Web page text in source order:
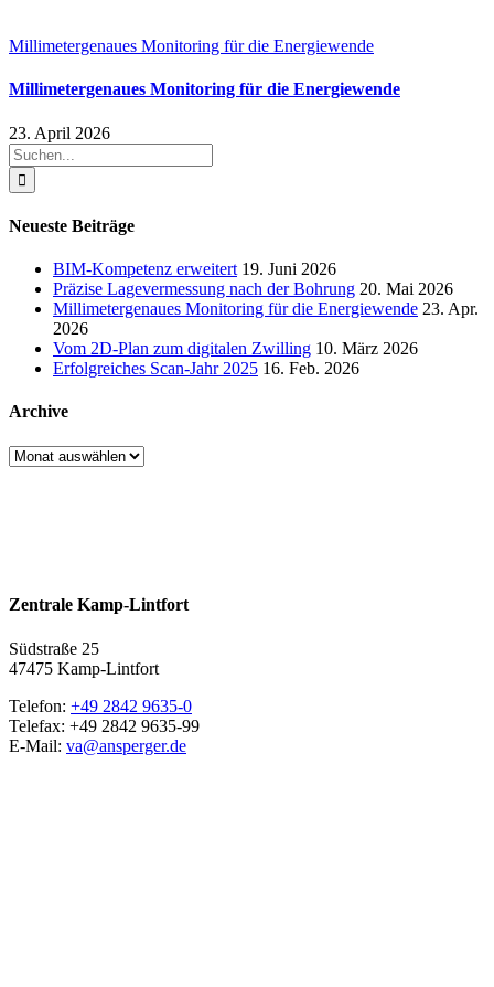
Millimetergenaues Monitoring für die Energiewende
Millimetergenaues Monitoring für die Energiewende
23. April 2026
Suche
nach:
Neueste Beiträge
BIM-Kompetenz erweitert 19. Juni 2026
Präzise Lagevermessung nach der Bohrung 20. Mai 2026
Millimetergenaues Monitoring für die Energiewende 23. Apr.
2026
Vom 2D-Plan zum digitalen Zwilling 10. März 2026
Erfolgreiches Scan-Jahr 2025 16. Feb. 2026
Archive
Archive
Zentrale Kamp-Lintfort
Südstraße 25
47475 Kamp-Lintfort
Telefon: +49 2842 9635-0
Telefax: +49 2842 9635-99
E-Mail: va@ansperger.de